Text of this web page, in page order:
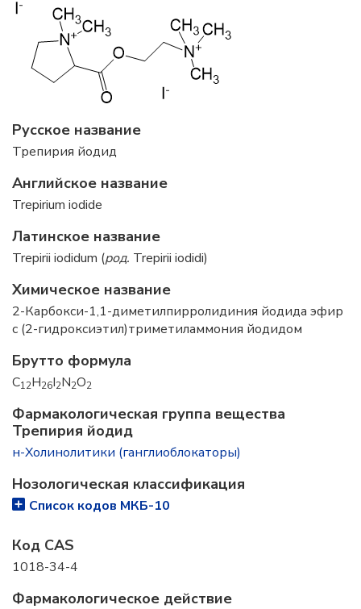
Русское название
Трепирия йодид
Английское название
Trepirium iodide
Латинское название
Trepirii iodidum (род. Trepirii iodidi)
Химическое название
2-Карбокси-1,1-диметилпирролидиния йодида эфир
с (2-гидроксиэтил)триметиламмония йодидом
Брутто формула
C12H26I2N2O2
Фармакологическая группа вещества
Трепирия йодид
н-Холинолитики (ганглиоблокаторы)
Нозологическая классификация
Список кодов МКБ-10
Код CAS
1018-34-4
Фармакологическое действие